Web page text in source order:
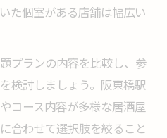
た個室がある店舗は幅広い
プランの内容を比較し、参
検討しましょう。阪東橋駅
コース内容が多様な居酒屋
合わせて選択肢を絞ること